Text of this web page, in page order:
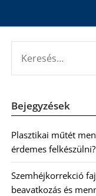
Bejegyzések
Plasztikai műtét
érdemes felkészülni?
Szemhéjkorrekció
beavatkozás és